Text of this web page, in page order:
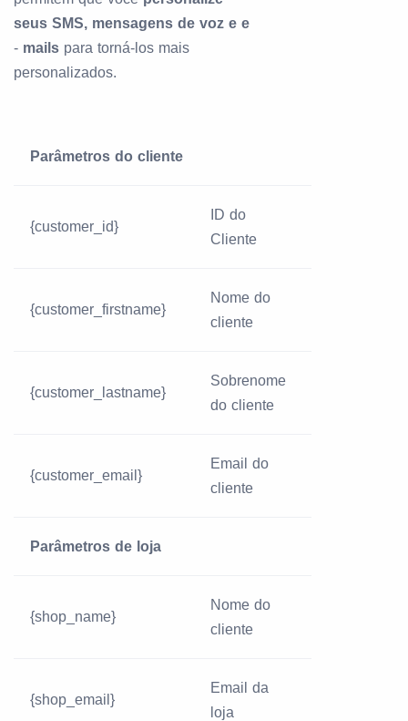
seus SMS, mensagens de voz e e
- mails para torná-los mais
personalizados.
Parâmetros do cliente
{customer_id}
ID do
Cliente
{customer_firstname}
Nome do
cliente
{customer_lastname}
Sobrenome
do cliente
{customer_email}
Email do
cliente
Parâmetros de loja
{shop_name}
Nome do
cliente
{shop_email}
Email da
loja